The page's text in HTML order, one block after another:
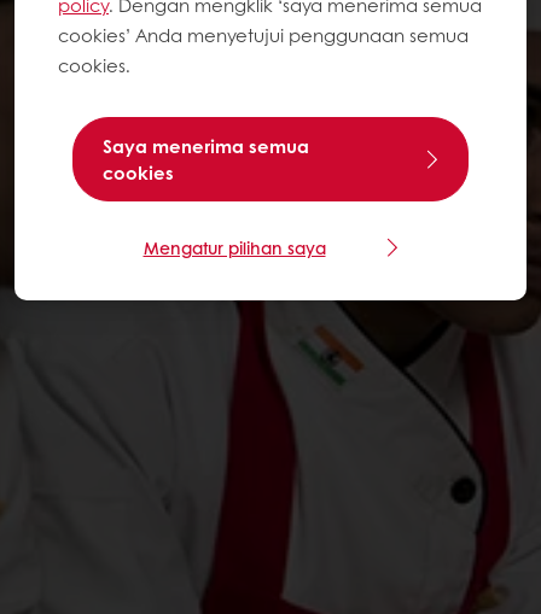
cookies’ Anda menyetujui penggunaan semua
cookies.
Saya menerima semua
cookies
Mengatur pilihan saya